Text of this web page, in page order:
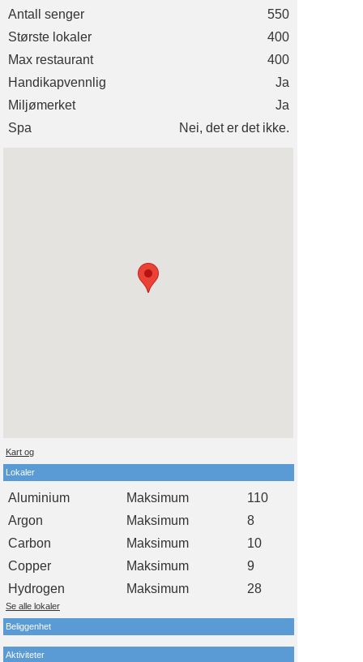
Antall senger
550
Største lokaler
400
Max restaurant
400
Handikapvennlig
Ja
Miljømerket
Ja
Spa
Nei, det er det ikke.
Kart og
Lokaler
Aluminium Maksimum
110
Argon
Maksimum
8
Carbon
Maksimum
10
Copper
Maksimum
9
Hydrogen
Maksimum 28
Se alle lokaler
Beliggenhet
Aktiviteter